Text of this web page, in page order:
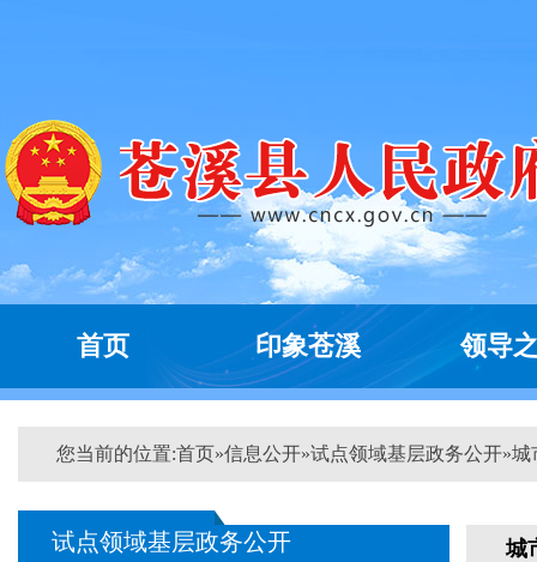
首页 印象苍溪 领导
您当前的位置:首页»信息公开»试点领域基层政务公开»城
试点领域基层政务公开 城